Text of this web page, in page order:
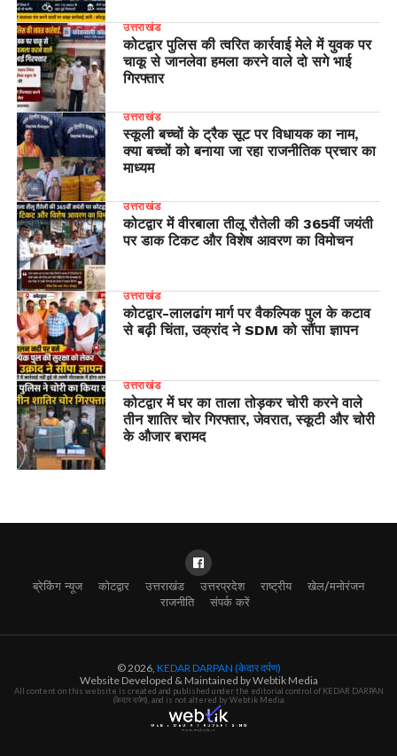
उत्तराखंड
कोटद्वार पुलिस की त्वरित कार्रवाई मेले में युवक पर
चाकू से जानलेवा हमला करने वाले दो सगे भाई
गिरफ्तार
उत्तराखंड
स्कूली बच्चों के ट्रैक सूट पर विधायक का नाम,
क्या बच्चों को बनाया जा रहा राजनीतिक प्रचार का
माध्यम
उत्तराखंड
कोटद्वार में वीरबाला तीलू रौतेली की 365वीं जयंती
पर डाक टिकट और विशेष आवरण का विमोचन
उत्तराखंड
​कोटद्वार-लालढांग मार्ग पर वैकल्पिक पुल के कटाव
से बढ़ी चिंता, उक्रांद ने SDM को सौंपा ज्ञापन
उत्तराखंड
कोटद्वार में घर का ताला तोड़कर चोरी करने वाले
तीन शातिर चोर गिरफ्तार, जेवरात, स्कूटी और चोरी
के औजार बरामद
ब्रेकिंग न्यूज कोटद्वार उत्तराखंड उत्तरप्रदेश राष्ट्रीय
खेल/मनोरंजन
राजनीति
संपर्क करें
© 2026, KEDAR DARPAN (केदार दर्पण)
Website Developed & Maintained by Webtik Media
All content on this website is created and published under the editorial control of KEDAR DARPAN
(केदार दर्पण), and is not altered by Webtik Media.